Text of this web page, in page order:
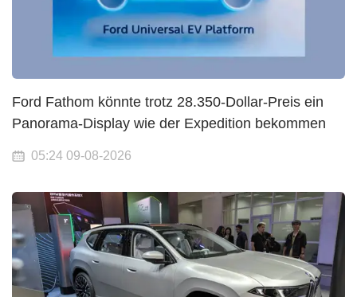
Ford Fathom könnte trotz 28.350-Dollar-Preis ein
Panorama-Display wie der Expedition bekommen
05:24 09-08-2026